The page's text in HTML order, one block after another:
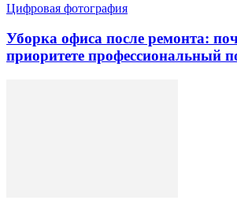
Цифровая фотография
Уборка офиса после ремонта:
приоритете профессиональный